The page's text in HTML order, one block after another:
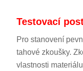
Testovací
Pro stanovení
tahové zkoušky.
vlastnosti